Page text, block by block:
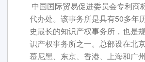
中国国际贸易促进委员会专利商
代办处。该事务所是具有50多年
史最长的知识产权事务所，也是
识产权事务所之一。总部设在北京
慕尼黑、东京、香港、上海和广